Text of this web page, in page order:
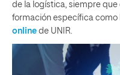
de la logística, siempre
formación específica como
online de UNIR.